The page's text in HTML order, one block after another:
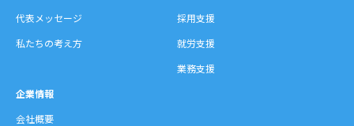
代表メッセージ
私たちの考え方
採用支援
就労支援
業務支援
企業情報
会社概要